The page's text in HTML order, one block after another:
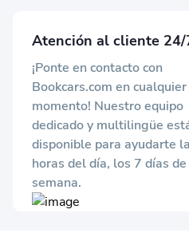
Atención al cliente 24/
¡Ponte en contacto con
Bookcars.com en cualquier
momento! Nuestro equipo
dedicado y multilingüe
disponible para ayudarte
horas del día, los 7 días
semana.